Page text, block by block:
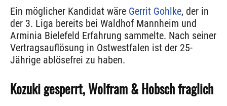
Ein möglicher Kandidat wäre Gerrit Gohlke, der in
der 3. Liga bereits bei Waldhof Mannheim und
Arminia Bielefeld Erfahrung sammelte. Nach seiner
Vertragsauflösung in Ostwestfalen ist der 25-
Jährige ablösefrei zu haben.
Kozuki gesperrt, Wolfram & Hobsch fraglich